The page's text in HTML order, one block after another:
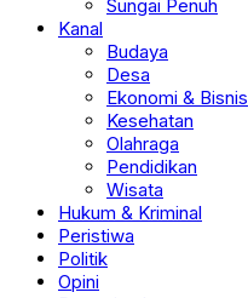
Sungai Penuh
Kanal
Budaya
Desa
Ekonomi & Bisnis
Kesehatan
Olahraga
Pendidikan
Wisata
Hukum & Kriminal
Peristiwa
Politik
Opini